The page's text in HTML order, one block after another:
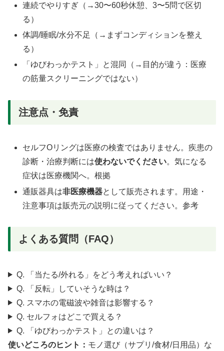
連続でやりすぎ（→30〜60秒休憩、3〜5問で区切
る）
体調/睡眠/水分不足（→まずコンディションを整え
る）
「ゆびわっかテスト」と混同（→目的が違う：医療
の筋量スクリーニングではない）
注意点・免責
セルフOリングは医療の検査ではありません。疾患の
診断・治療判断には使わないでください。気になる
症状は医療機関へ。根拠
通販器具は非医療機器として販売されます。用途・
注意事項は販売元の説明に従ってください。参考
よくある質問（FAQ）
Q. 「当たる/外れる」をどう考えればいい？
Q. 「反転」していそうな時は？
Q. スマホの電磁波や雑音は影響する？
Q. セルフォはどこで買える？
Q. 「ゆびわっかテスト」との違いは？
使いどころのヒント： モノ選び（サプリ/食材/日用品）な